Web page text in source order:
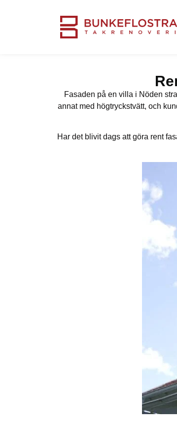
Fasaden på en villa i Nöden
annat med högtryckstvätt, och
Har det blivit dags att göra rent